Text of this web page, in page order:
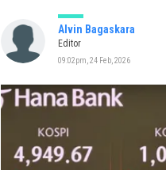
Alvin Bagaskara
Editor
09:02pm, 24 Feb, 2026